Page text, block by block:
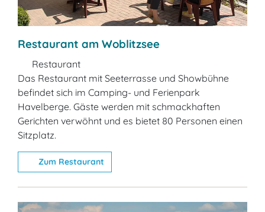
Restaurant am Woblitzsee
Restaurant
Das Restaurant mit Seeterrasse und Showbühne
befindet sich im Camping- und Ferienpark
Havelberge. Gäste werden mit schmackhaften
Gerichten verwöhnt und es bietet 80 Personen einen
Sitzplatz.
Zum Restaurant